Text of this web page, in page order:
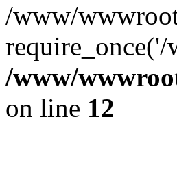
/www/
/www/
on line 12